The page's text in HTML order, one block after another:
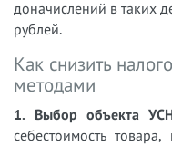
доначислений в таких
рублей.
Как снизить
методами
1. Выбор объекта
себестоимость